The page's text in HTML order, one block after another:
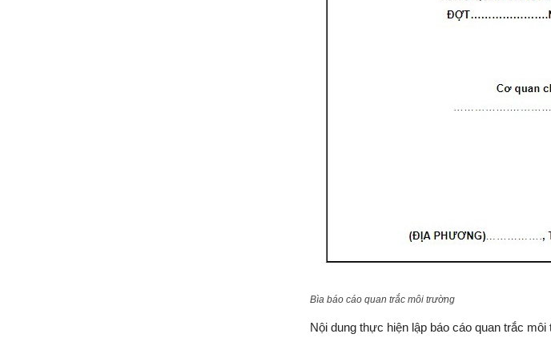
Bìa báo cáo quan trắc môi trường
Nội dung thực hiện lập báo cáo quan trắc